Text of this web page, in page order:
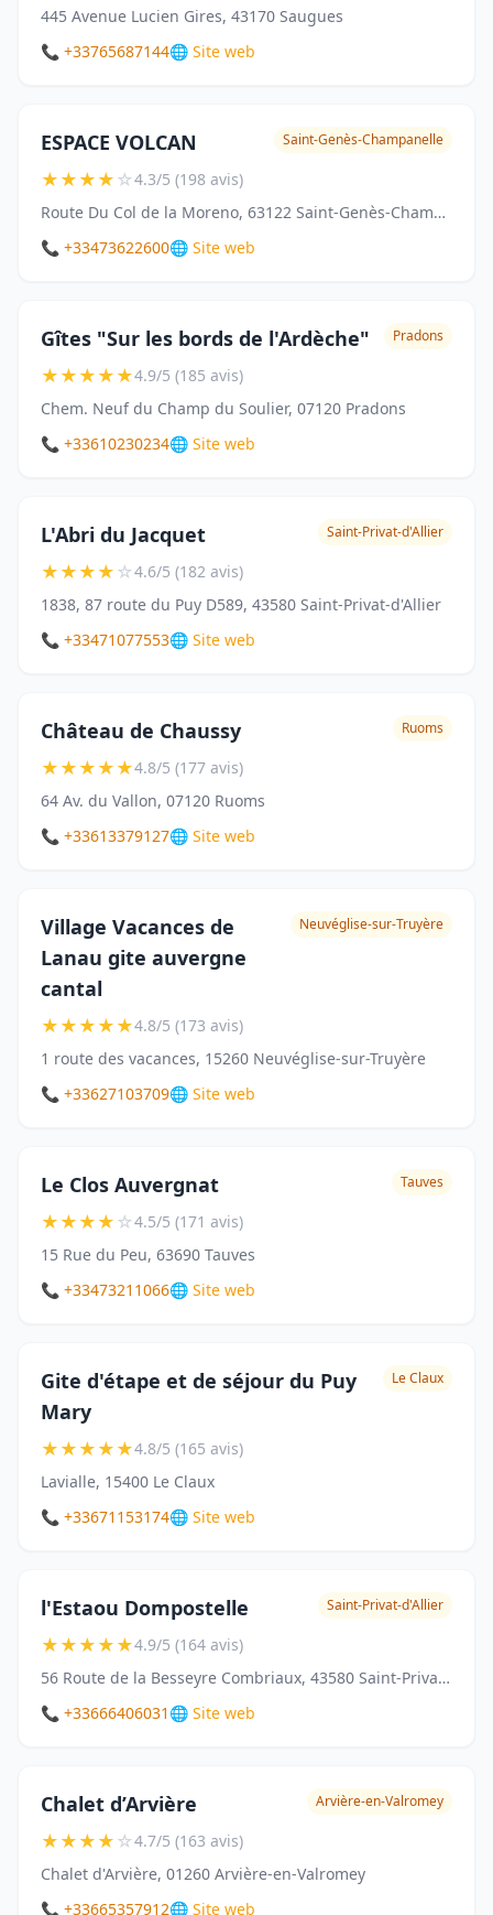
445 Avenue Lucien Gires, 43170 Saugues
📞 +33765687144🌐 Site web
ESPACE VOLCAN Saint-Genès-Champanelle
★★★★☆4.3/5 (198 avis)
Route Du Col de la Moreno, 63122 Saint-Genès-Champanelle
📞 +33473622600🌐 Site web
Gîtes "Sur les bords de l'Ardèche" Pradons
★★★★★4.9/5 (185 avis)
Chem. Neuf du Champ du Soulier, 07120 Pradons
📞 +33610230234🌐 Site web
L'Abri du Jacquet Saint-Privat-d'Allier
★★★★☆4.6/5 (182 avis)
1838, 87 route du Puy D589, 43580 Saint-Privat-d'Allier
📞 +33471077553🌐 Site web
Château de Chaussy Ruoms
★★★★★4.8/5 (177 avis)
64 Av. du Vallon, 07120 Ruoms
📞 +33613379127🌐 Site web
Village Vacances de
Lanau gite auvergne
cantal
Neuvéglise-sur-Truyère
★★★★★4.8/5 (173 avis)
1 route des vacances, 15260 Neuvéglise-sur-Truyère
📞 +33627103709🌐 Site web
Le Clos Auvergnat Tauves
★★★★☆4.5/5 (171 avis)
15 Rue du Peu, 63690 Tauves
📞 +33473211066🌐 Site web
Gite d'étape et de séjour du Puy
Mary
Le Claux
★★★★★4.8/5 (165 avis)
Lavialle, 15400 Le Claux
📞 +33671153174🌐 Site web
l'Estaou Dompostelle Saint-Privat-d'Allier
★★★★★4.9/5 (164 avis)
56 Route de la Besseyre Combriaux, 43580 Saint-Privat-d'Allier
📞 +33666406031 🌐 Site web
Chalet d’Arvière Arvière-en-Valromey
★★★★☆4.7/5 (163 avis)
Chalet d'Arvière, 01260 Arvière-en-Valromey
📞 +33665357912🌐 Site web